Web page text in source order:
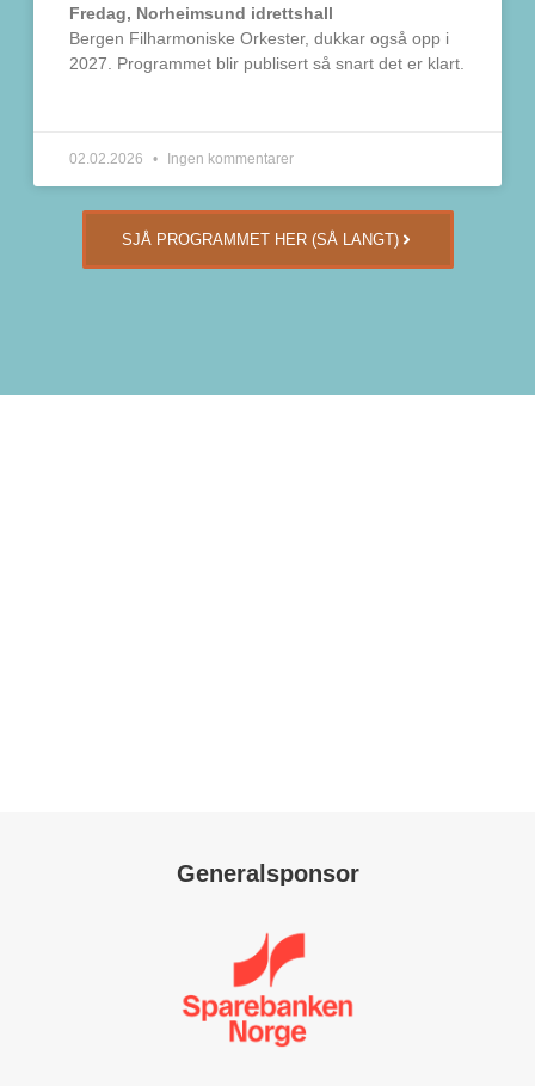
Fredag, Norheimsund idrettshall
Bergen Filharmoniske Orkester, dukkar også opp i
2027. Programmet blir publisert så snart det er klart.
02.02.2026 Ingen kommentarer
SJÅ PROGRAMMET HER (SÅ LANGT)
Generalsponsor